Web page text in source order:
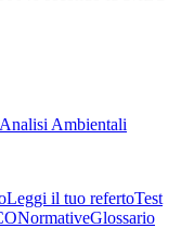
Analisi Ambientali
Leggi il tuo refertoTest
NormativeGlossario